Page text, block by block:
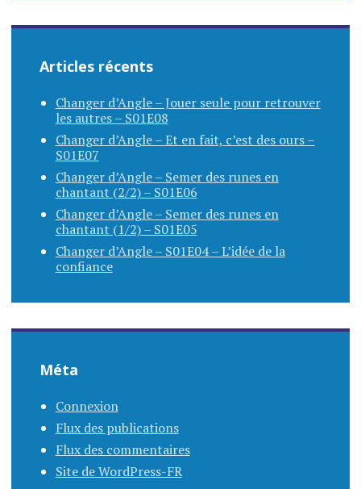
Articles récents
Changer d’Angle – Jouer seule pour retrouver
les autres – S01E08
Changer d’Angle – Et en fait, c’est des ours –
S01E07
Changer d’Angle – Semer des runes en
chantant (2/2) – S01E06
Changer d’Angle – Semer des runes en
chantant (1/2) – S01E05
Changer d’Angle – S01E04 – L’idée de la
confiance
Méta
Connexion
Flux des publications
Flux des commentaires
Site de WordPress-FR